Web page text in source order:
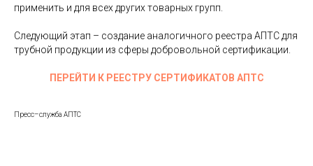
применить и для всех других товарных групп.
Следующий этап – создание аналогичного реестра АПТС для
трубной продукции из сферы добровольной сертификации.
ПЕРЕЙТИ К РЕЕСТРУ СЕРТИФИКАТОВ АПТС
Пресс–служба АПТС